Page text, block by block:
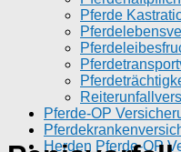
Pferde
Pferde-OP
Herden Pferde-OP